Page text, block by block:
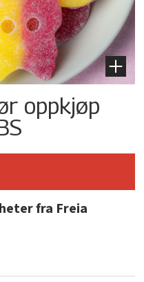
oppkjøp
fra Freia